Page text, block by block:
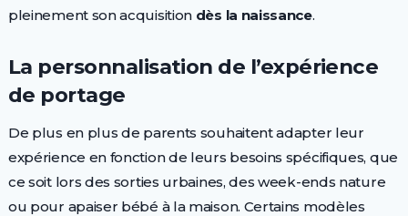
pleinement son acquisition dès la naissance.
La personnalisation de l’expérience
de portage
De plus en plus de parents souhaitent adapter leur
expérience en fonction de leurs besoins spécifiques, que
ce soit lors des sorties urbaines, des week-ends nature
ou pour apaiser bébé à la maison. Certains modèles